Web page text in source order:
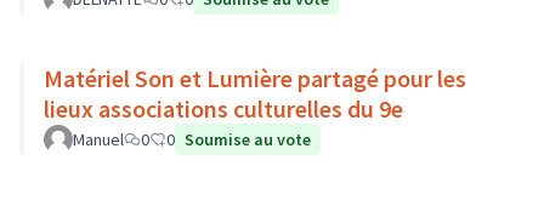
Matériel Son et Lumière partagé pour les
lieux associations culturelles du 9e
Manuel 0 0 Soumise au vote